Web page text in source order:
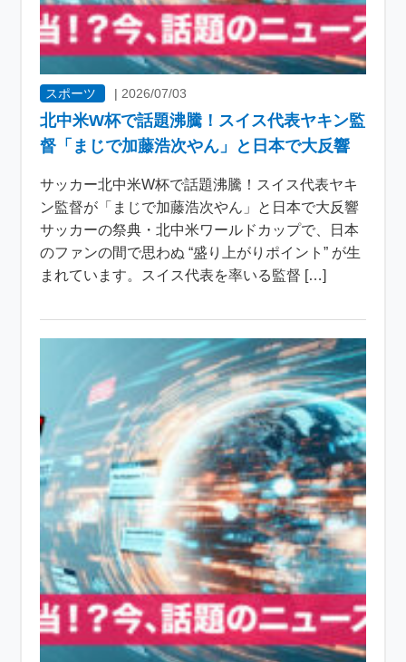
スポーツ | 2026/07/03
北中米W杯で話題沸騰！スイス代表ヤキン監
督「まじで加藤浩次やん」と日本で大反響
サッカー北中米W杯で話題沸騰！スイス代表ヤキ
ン監督が「まじで加藤浩次やん」と日本で大反響
サッカーの祭典・北中米ワールドカップで、日本
のファンの間で思わぬ “盛り上がりポイント” が生
まれています。スイス代表を率いる監督 […]